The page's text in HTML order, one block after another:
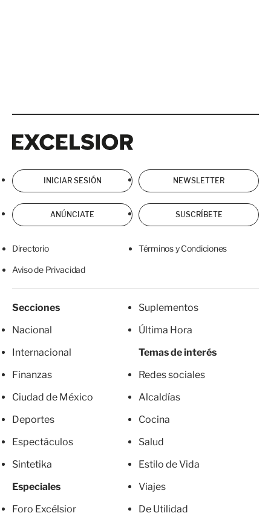
INICIAR SESIÓN NEWSLETTER
ANÚNCIATE SUSCRÍBETE
Directorio Términos y Condiciones
Aviso de Privacidad
Secciones
Nacional
Internacional
Finanzas
Ciudad de México
Deportes
Espectáculos
Sintetika
Especiales
Foro Excélsior
Suplementos
Última Hora
Temas de interés
Redes sociales
Alcaldías
Cocina
Salud
Estilo de Vida
Viajes
De Utilidad